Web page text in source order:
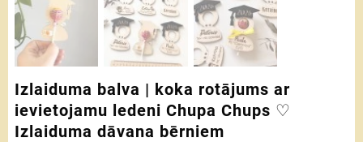
Izlaiduma balva | koka rotājums ar
ievietojamu ledeni Chupa Chups ♡
Izlaiduma dāvana bērniem